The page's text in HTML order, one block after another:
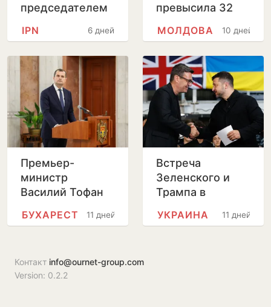
председателем
телевидению и
отставки
Лилианы Вицу
6 дней
IPN
превысила 32
10 дней
МОЛДОВА
Премьер-
министр
Василий Тофан
официальный11 дней
БУХАРЕСТ
Встреча
Зеленского и
Трампа в
пройдет без11 дней
УКРАИНА
Контакт info@ournet-group.com
Version: 0.2.2